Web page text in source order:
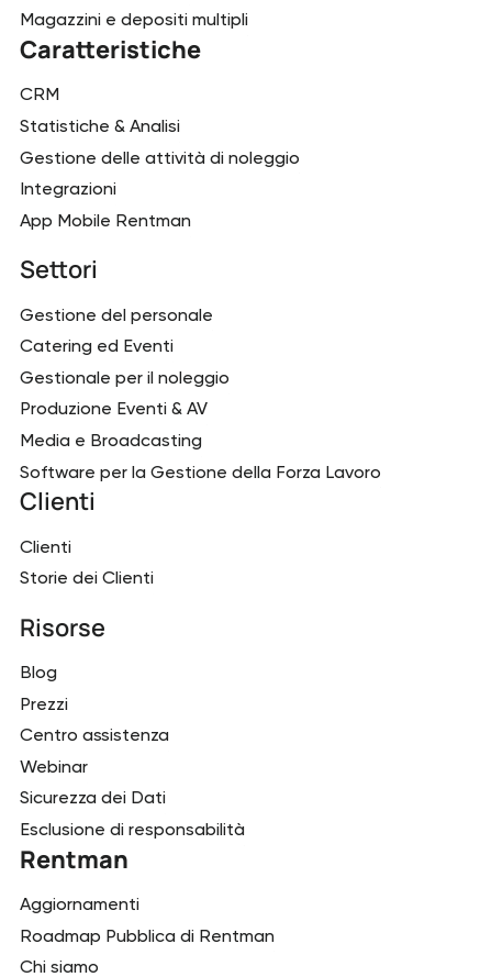
Magazzini e depositi multipli
Caratteristiche
CRM
Statistiche & Analisi
Gestione delle attività di noleggio
Integrazioni
App Mobile Rentman
Settori
Gestione del personale
Catering ed Eventi
Gestionale per il noleggio
Produzione Eventi & AV
Media e Broadcasting
Software per la Gestione della Forza Lavoro
Clienti
Clienti
Storie dei Clienti
Risorse
Blog
Prezzi
Centro assistenza
Webinar
Sicurezza dei Dati
Esclusione di responsabilità
Rentman
Aggiornamenti
Roadmap Pubblica di Rentman
Chi siamo